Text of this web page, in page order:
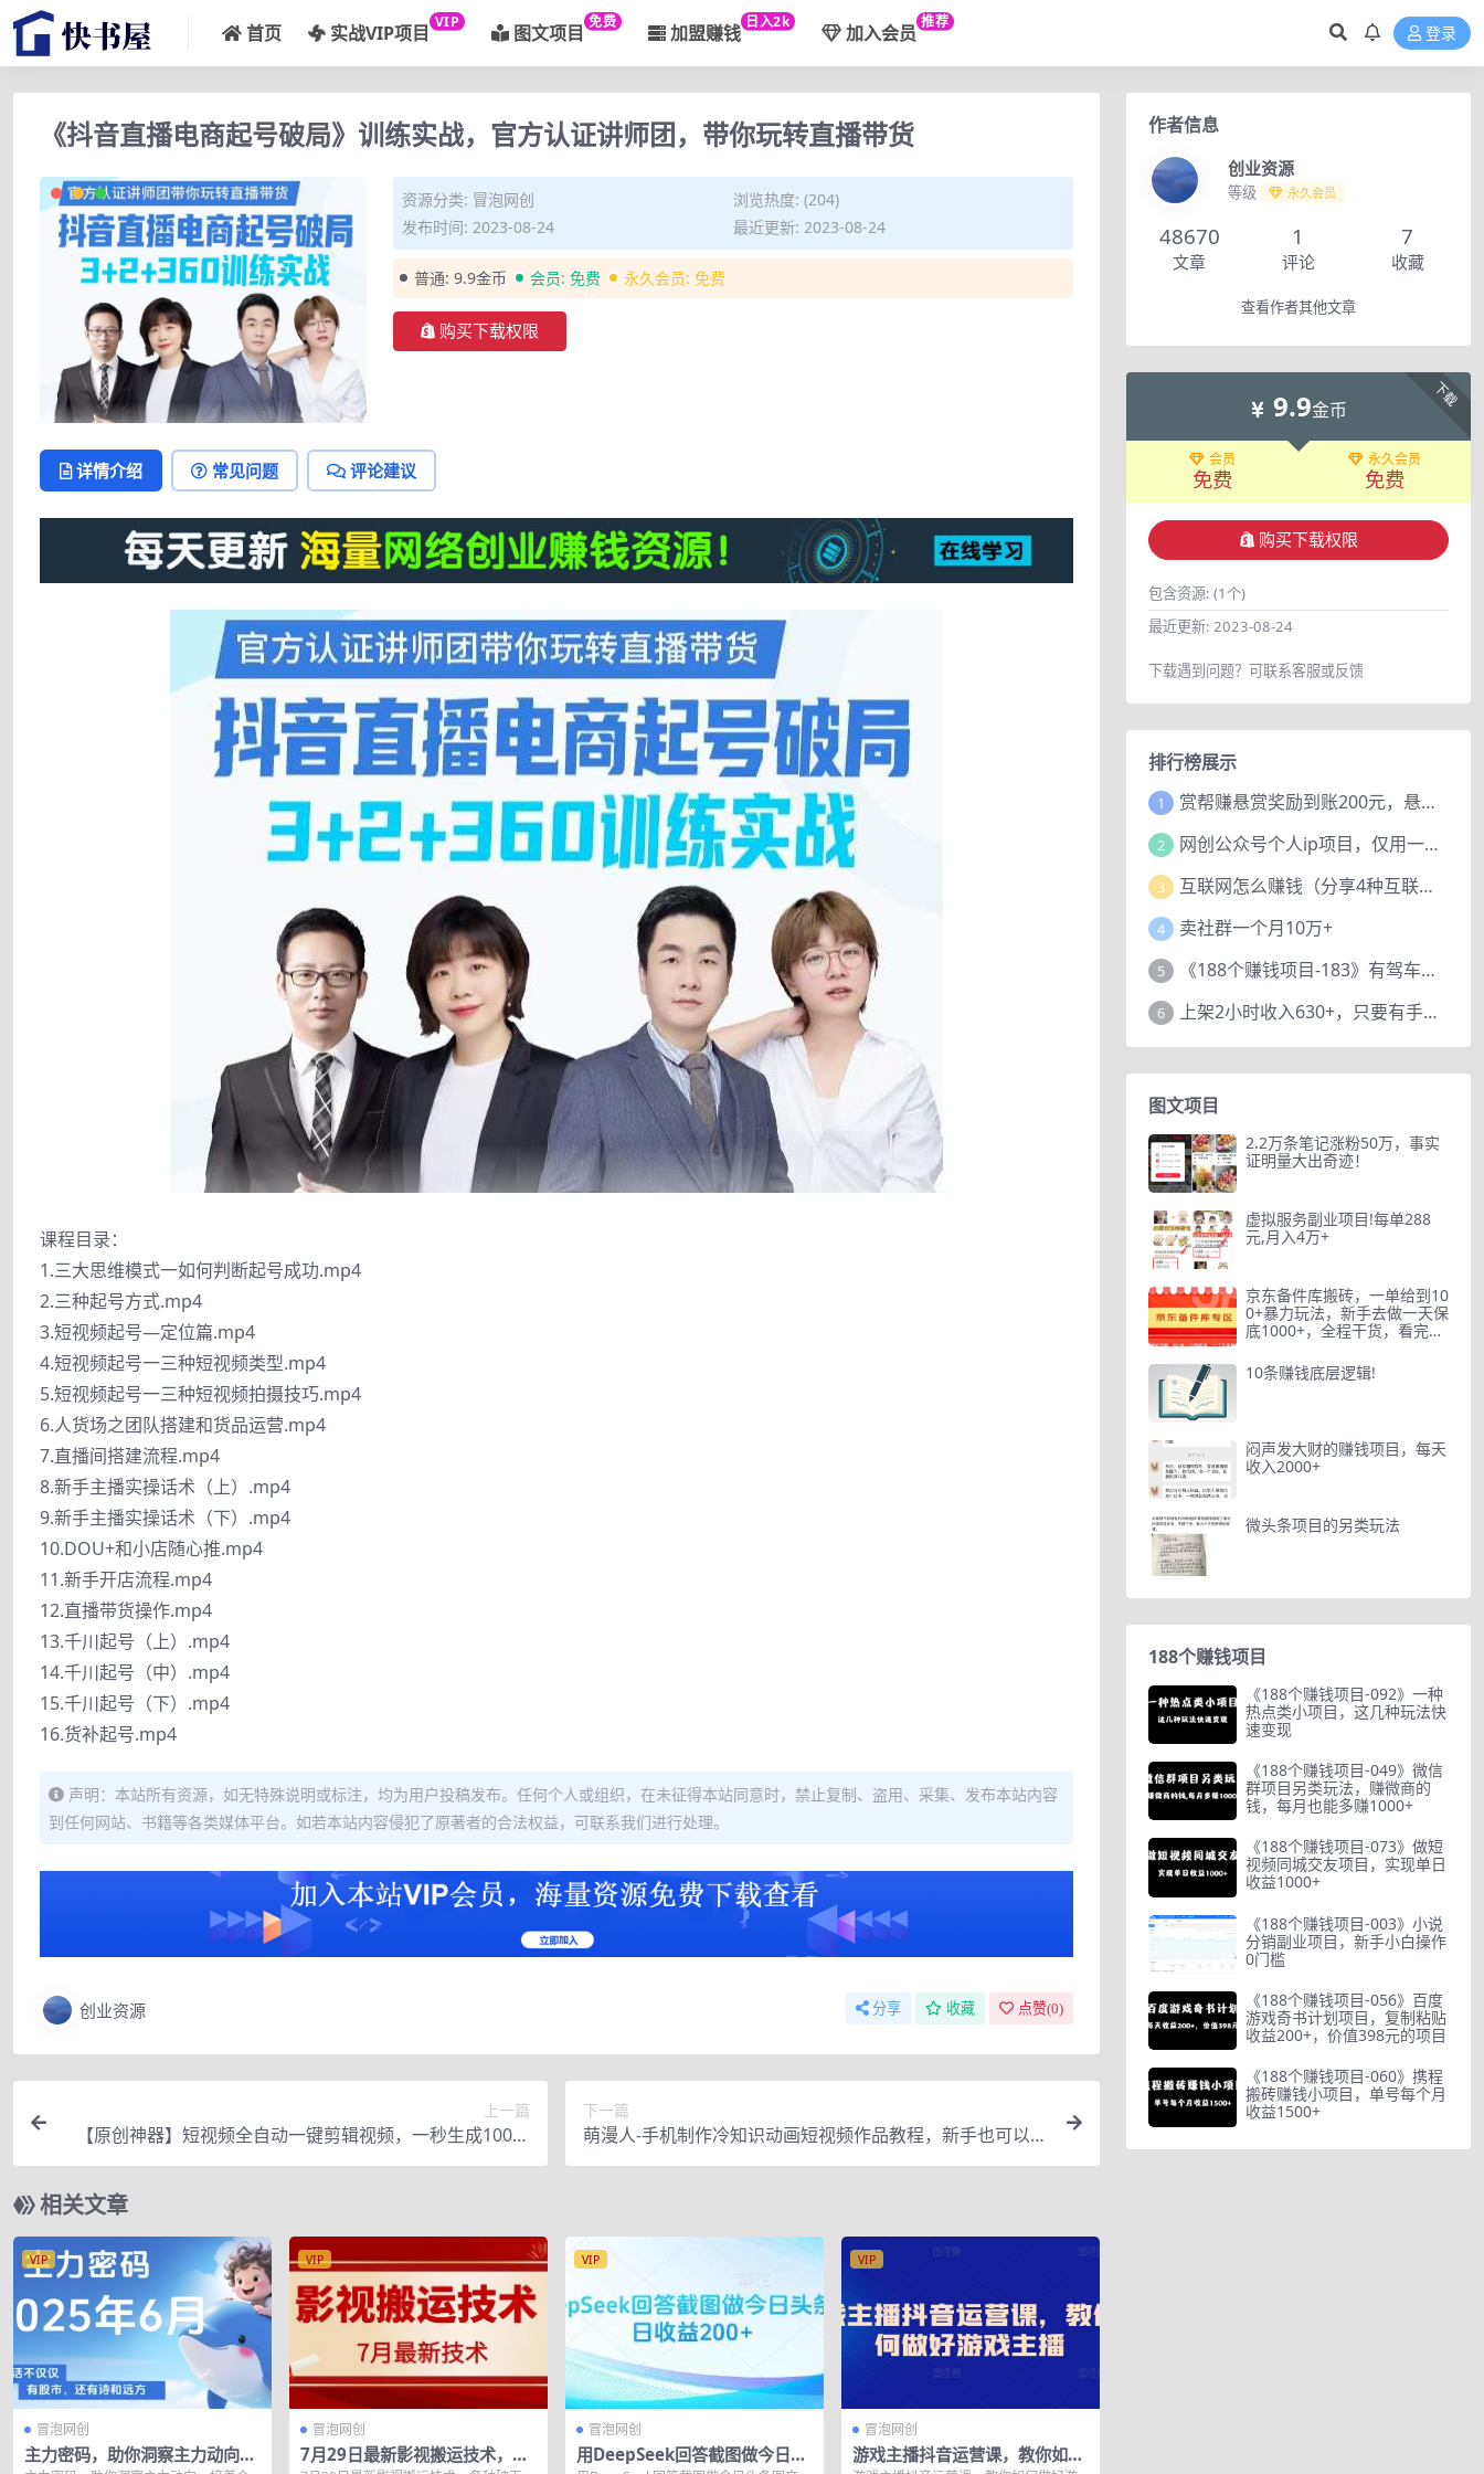
首页 实战VIP项目 VIP 图文项目 免费 加盟赚钱 日入2k 加入会员 推荐
登录
《抖音直播电商起号破局》训练实战，官方认证讲师团，带你玩转直播带货
资源分类: 冒泡网创
浏览热度: (204)
发布时间: 2023-08-24
最近更新: 2023-08-24
普通: 9.9金币 会员: 免费 永久会员: 免费
购买下载权限
详情介绍 常见问题 评论建议
课程目录：
1.三大思维模式一如何判断起号成功.mp4
2.三种起号方式.mp4
3.短视频起号—定位篇.mp4
4.短视频起号一三种短视频类型.mp4
5.短视频起号一三种短视频拍摄技巧.mp4
6.人货场之团队搭建和货品运营.mp4
7.直播间搭建流程.mp4
8.新手主播实操话术（上）.mp4
9.新手主播实操话术（下）.mp4
10.DOU+和小店随心推.mp4
11.新手开店流程.mp4
12.直播带货操作.mp4
13.千川起号（上）.mp4
14.千川起号（中）.mp4
15.千川起号（下）.mp4
16.货补起号.mp4
声明：本站所有资源，如无特殊说明或标注，均为用户投稿发布。任何个人或组织，在未征得本站同意时，禁止复制、盗用、采集、发布本站内容
到任何网站、书籍等各类媒体平台。如若本站内容侵犯了原著者的合法权益，可联系我们进行处理。
创业资源 分享 收藏 点赞(0)
上一篇
【原创神器】短视频全自动一键剪辑视频，一秒生成100个
原创视频(软件+视频)
下一篇
萌漫人-手机制作冷知识动画短视频作品教程，新手也可以操
作！
相关文章
VIP
冒泡网创
主力密码，助你洞察主力动向，
VIP
冒泡网创
7月29日最新影视搬运技术，各
VIP
冒泡网创
用DeepSeek回答截图做今日头
VIP
冒泡网创
游戏主播抖音运营课，教你如何
作者信息
创业资源
等级 永久会员
48670
文章
1
评论
7
收藏
查看作者其他文章
下载
9.9金币
会员
免费
永久会员
免费
购买下载权限
包含资源: (1个)
最近更新: 2023-08-24
下载遇到问题？可联系客服或反馈
排行榜展示
1 赏帮赚悬赏奖励到账200元，悬赏任务多劳多得，人人可做。
2 网创公众号个人ip项目，仅用一篇文章做到全网引流！
3 互联网怎么赚钱（分享4种互联网赚钱模式）
4 卖社群一个月10万+
5 《188个赚钱项目-183》有驾车评项目，动动小手，复制粘贴赚44元！
6 上架2小时收入630+，只要有手就能做的AI搞钱项目，奶奶看完都能学会!
图文项目
2.2万条笔记涨粉50万，事实
证明量大出奇迹！
虚拟服务副业项目!每单288
元,月入4万+
京东备件库搬砖，一单给到10
0+暴力玩法，新手去做一天保
底1000+，全程干货，看完
10条赚钱底层逻辑!
闷声发大财的赚钱项目，每天
收入2000+
微头条项目的另类玩法
188个赚钱项目
《188个赚钱项目-092》一种
热点类小项目，这几种玩法快
速变现
《188个赚钱项目-049》微信
群项目另类玩法，赚微商的
钱，每月也能多赚1000+
《188个赚钱项目-073》做短
视频同城交友项目，实现单日
收益1000+
《188个赚钱项目-003》小说
分销副业项目，新手小白操作
0门槛
《188个赚钱项目-056》百度
游戏奇书计划项目，复制粘贴
收益200+，价值398元的项目
《188个赚钱项目-060》携程
搬砖赚钱小项目，单号每个月
收益1500+